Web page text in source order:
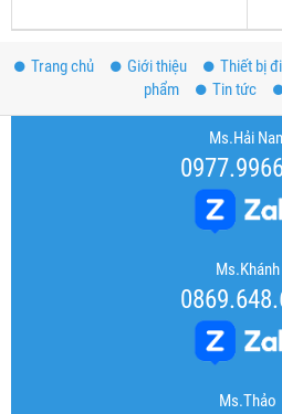
Trang chủ Giới thiệu Thiết bị
phẩm
Tin tức
Ms.Hải
Ms.Khánh
Ms.Thảo